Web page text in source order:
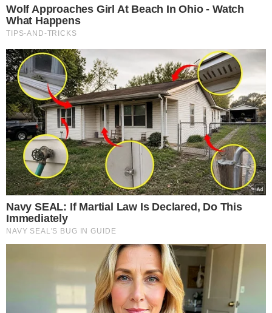
VEJA TAMBÉM
PODE PERDER POSIÇÕES
São Paulo toma virada
do Grêmio e completa
oito jogos sem vencer
no Brasileiro